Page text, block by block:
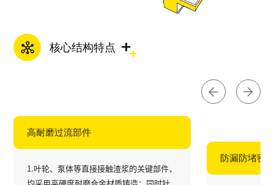
核心结构特点 +
高耐磨过流部件​
1.叶轮、泵体等直接接触渣浆的关键部件，
防漏防堵密